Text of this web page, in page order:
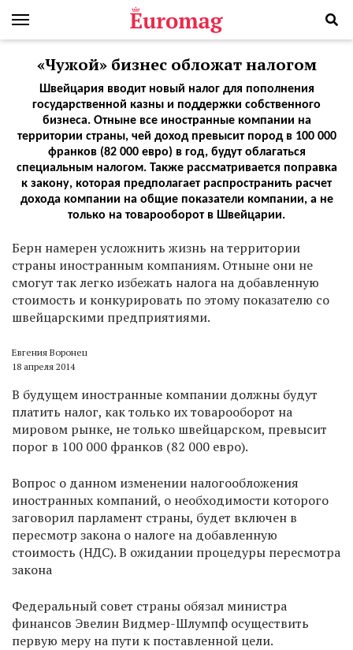
«Чужой» бизнес обложат налогом
Швейцария вводит новый налог для пополнения
государственной казны и поддержки собственного
бизнеса. Отныне все иностранные компании на
территории страны, чей доход превысит пород в 100 000
франков (82 000 евро) в год, будут облагаться
специальным налогом. Также рассматривается поправка
к закону, которая предполагает распространить расчет
дохода компании на общие показатели компании, а не
только на товарооборот в Швейцарии.
Берн намерен усложнить жизнь на территории
страны иностранным компаниям. Отныне они не
смогут так легко избежать налога на добавленную
стоимость и конкурировать по этому показателю со
швейцарскими предприятиями.
Евгения Воронец
18 апреля 2014
В будущем иностранные компании должны будут
платить налог, как только их товарооборот на
мировом рынке, не только швейцарском, превысит
порог в 100 000 франков (82 000 евро).
Вопрос о данном изменении налогообложения
иностранных компаний, о необходимости которого
заговорил парламент страны, будет включен в
пересмотр закона о налоге на добавленную
стоимость (НДС). В ожидании процедуры пересмотра
закона
Федеральный совет страны обязал министра
финансов Эвелин Видмер-Шлумпф осуществить
первую меру на пути к поставленной цели.